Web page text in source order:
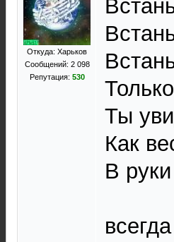
Откуда: Харьков
Сообщений: 2 098
Репутация: 530
Ты
Как
В